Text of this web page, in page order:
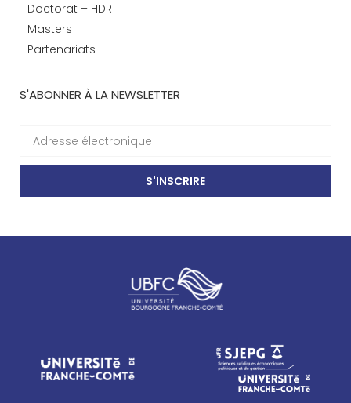
Doctorat – HDR
Masters
Partenariats
S'ABONNER À LA NEWSLETTER
S'INSCRIRE